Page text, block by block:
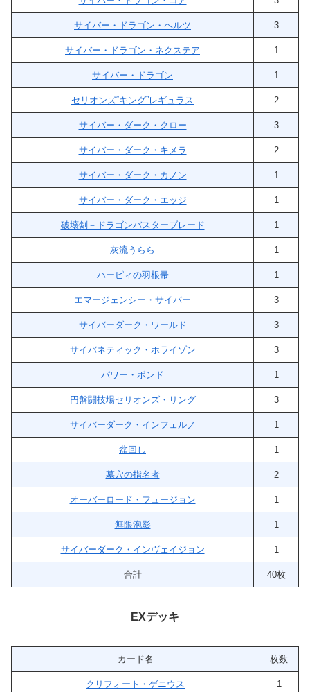
サイバー・ドラゴン・ヘルツ 3
サイバー・ドラゴン・ネクステア 1
サイバー・ドラゴン 1
セリオンズ“キング”レギュラス 2
サイバー・ダーク・クロー 3
サイバー・ダーク・キメラ 2
サイバー・ダーク・カノン 1
サイバー・ダーク・エッジ 1
破壊剣－ドラゴンバスターブレード 1
灰流うらら 1
ハーピィの羽根帚 1
エマージェンシー・サイバー 3
サイバーダーク・ワールド 3
サイバネティック・ホライゾン 3
パワー・ボンド 1
円盤闘技場セリオンズ・リング 3
サイバーダーク・インフェルノ 1
盆回し 1
墓穴の指名者 2
オーバーロード・フュージョン 1
無限泡影 1
サイバーダーク・インヴェイジョン 1
合計 40枚
EXデッキ
カード名 枚数
クリフォート・ゲニウス 1